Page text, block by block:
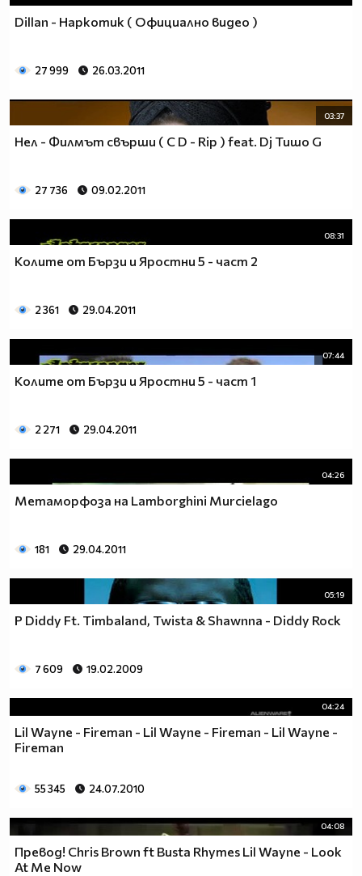
Dillan - Наркотик ( Официално видео )
27 999 26.03.2011
03:37
Нел - Филмът свърши ( C D - Rip ) feat. Dj Тишо G
27 736 09.02.2011
08:31
Колите от Бързи и Яростни 5 - част 2
2 361 29.04.2011
07:44
Колите от Бързи и Яростни 5 - част 1
2 271 29.04.2011
04:26
Метаморфоза на Lamborghini Murcielago
181 29.04.2011
05:19
P Diddy Ft. Timbaland, Twista & Shawnna - Diddy Rock
7 609 19.02.2009
04:24
Lil Wayne - Fireman - Lil Wayne - Fireman - Lil Wayne -
Fireman
55 345 24.07.2010
04:08
Превод! Chris Brown ft Busta Rhymes Lil Wayne - Look
At Me Now